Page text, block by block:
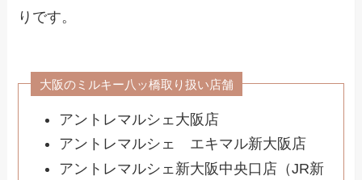
りです。
大阪のミルキー八ッ橋取り扱い店舗
アントレマルシェ大阪店
アントレマルシェ エキマル新大阪店
アントレマルシェ新大阪中央口店（JR新